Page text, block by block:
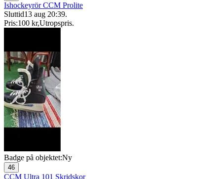
Ishockeyrör CCM Prolite
Sluttid13 aug 20:39.
Pris:100 kr,Utropspris.
Badge på objektet:Ny
46
CCM Ultra 101 Skridskor